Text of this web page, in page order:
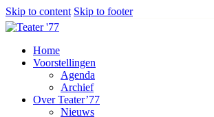
Skip to content Skip to footer
Home
Voorstellingen
Agenda
Archief
Over Teater’77
Nieuws